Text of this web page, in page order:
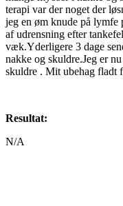
terapi var der noget der
jeg en øm knude på lymfe
af udrensning efter
væk.Yderligere 3 dage
nakke og skuldre.Jeg er
skuldre . Mit ubehag fladt
Resultat:
N/A